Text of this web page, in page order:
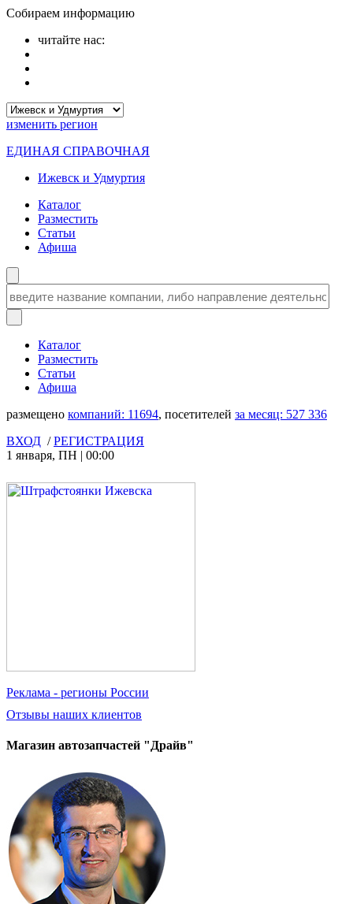
Собираем информацию
читайте нас:
изменить регион
ЕДИНАЯ СПРАВОЧНАЯ
Ижевск и Удмуртия
Каталог
Разместить
Статьи
Афиша
Каталог
Разместить
Статьи
Афиша
размещено компаний: 11694, посетителей за месяц: 527 336
ВХОД /РЕГИСТРАЦИЯ
1 января, ПН | 00:00
Реклама - регионы России
Отзывы наших клиентов
Магазин автозапчастей "Драйв"